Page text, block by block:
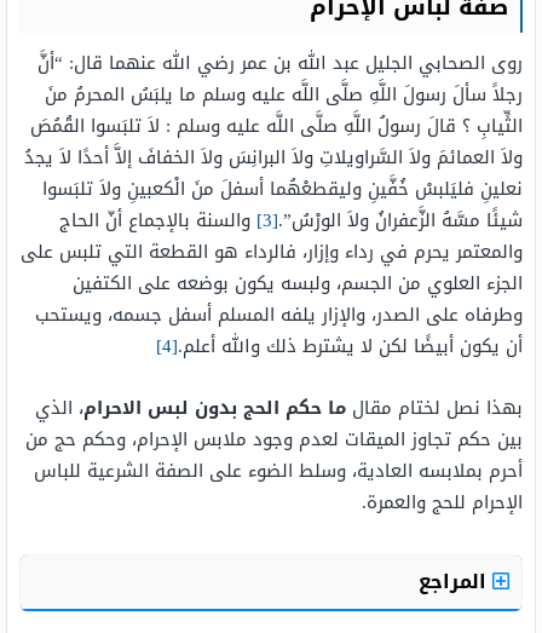
روى الصحابي الجليل عبد الله بن عمر رضي الله عنهما قال: “أنَّ
رجلاً سألَ رسولَ اللَّهِ صلَّى اللَّه عليه وسلم ما يلبَسُ المحرمُ منَ
الثِّيابِ ؟ قالَ رسولُ اللَّهِ صلَّى اللَّه عليه وسلم : لاَ تلبَسوا القُمُصَ
ولاَ العمائمَ ولاَ السَّراويلاتِ ولاَ البرانِسَ ولاَ الخفافَ إلاَّ أحدًا لاَ يجدُ
نعلينِ فليَلبسْ خُفَّينِ وليقطعْهُما أسفلَ منَ الْكعبينِ ولاَ تلبَسوا
شيئًا مسَّهُ الزَّعفرانُ ولاَ الورْسُ”.[3]
والسنة بالإجماع أنّ الحاج
والمعتمر يحرم في رداء وإزار، فالرداء هو القطعة التي تلبس على
الجزء العلوي من الجسم، ولبسه يكون بوضعه على الكتفين
وطرفاه على الصدر، والإزار يلفه المسلم أسفل جسمه، ويستحب
أن يكون أبيضًا لكن لا يشترط ذلك والله أعلم.[4]
بهذا نصل لختام مقال ما حكم الحج بدون لبس الاحرام، الذي
بين حكم تجاوز الميقات لعدم وجود ملابس الإحرام، وحكم حج من
أحرم بملابسه العادية، وسلط الضوء على الصفة الشرعية للباس
الإحرام للحج والعمرة.
المراجع